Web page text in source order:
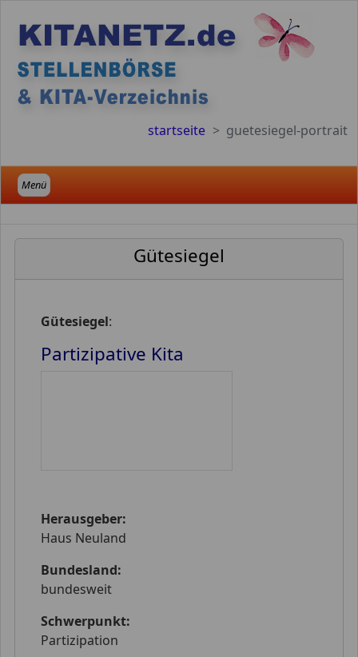
startseite guetesiegel-portrait
Menü
Gütesiegel
Gütesiegel:
Partizipative Kita
Herausgeber:
Haus Neuland
Bundesland:
bundesweit
Schwerpunkt:
Partizipation